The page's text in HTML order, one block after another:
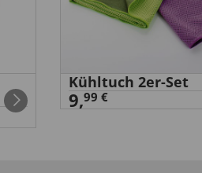
Kühltuch 2er-Set
9,99 €